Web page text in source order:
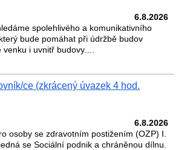
6.8.2026
spolehlivého a komunikativního
bude pomáhat při údržbě budov
i uvnitř budovy.…
ce (zkrácený úvazek 4 hod.
6.8.2026
osoby se zdravotním postižením (OZP) I.
se Sociální podnik a chráněnou dílnu.